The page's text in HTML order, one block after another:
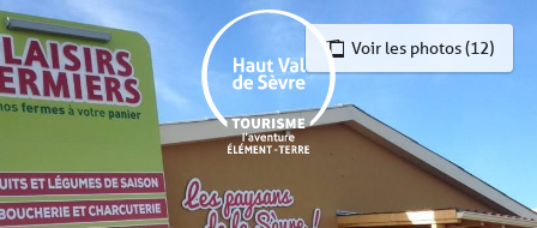
Aller
au
contenu
principal
Voir les photos (12)